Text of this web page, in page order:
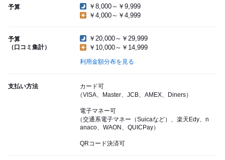
予算
￥8,000～￥9,999
￥4,000～￥4,999
予算
（口コミ集計）
￥20,000～￥29,999
￥10,000～￥14,999
利用金額分布を見る
支払い方法
カード可
（VISA、Master、JCB、AMEX、Diners）
電子マネー可
（交通系電子マネー（Suicaなど）、楽天Edy、n
anaco、WAON、QUICPay）
QRコード決済可